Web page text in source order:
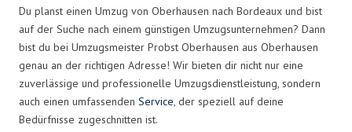
Du planst einen Umzug von Oberhausen nach Bordeaux und bist
auf der Suche nach einem günstigen Umzugsunternehmen? Dann
bist du bei Umzugsmeister Probst Oberhausen aus Oberhausen
genau an der richtigen Adresse! Wir bieten dir nicht nur eine
zuverlässige und professionelle Umzugsdienstleistung, sondern
auch einen umfassenden Service, der speziell auf deine
Bedürfnisse zugeschnitten ist.